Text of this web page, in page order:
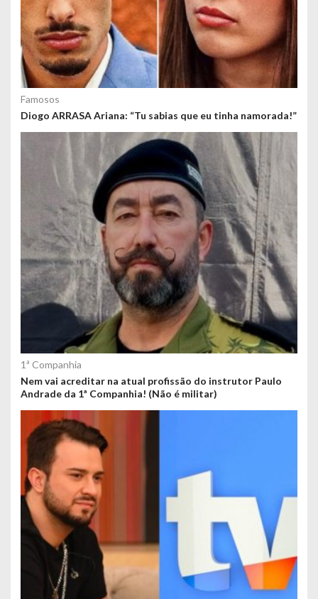
Famosos
Diogo ARRASA Ariana: “Tu sabias que eu tinha namorada!”
1ª Companhia
Nem vai acreditar na atual profissão do instrutor Paulo
Andrade da 1ª Companhia! (Não é militar)